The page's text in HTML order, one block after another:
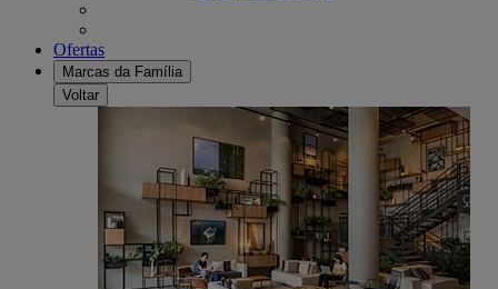
Ofertas
Marcas da Família
Voltar